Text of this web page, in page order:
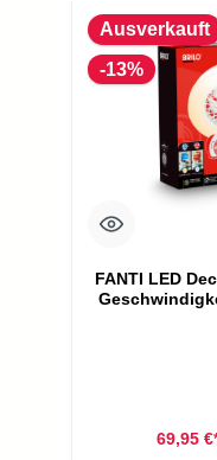
Ausverkauft
-13%
FANTI LED
69,95